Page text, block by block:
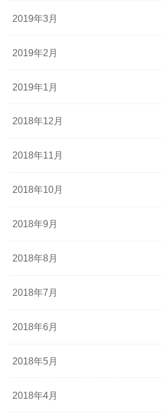
2019年3月
2019年2月
2019年1月
2018年12月
2018年11月
2018年10月
2018年9月
2018年8月
2018年7月
2018年6月
2018年5月
2018年4月